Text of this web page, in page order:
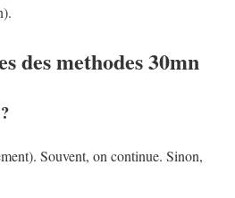
des methodes 30mn
Souvent, on continue. Sinon,